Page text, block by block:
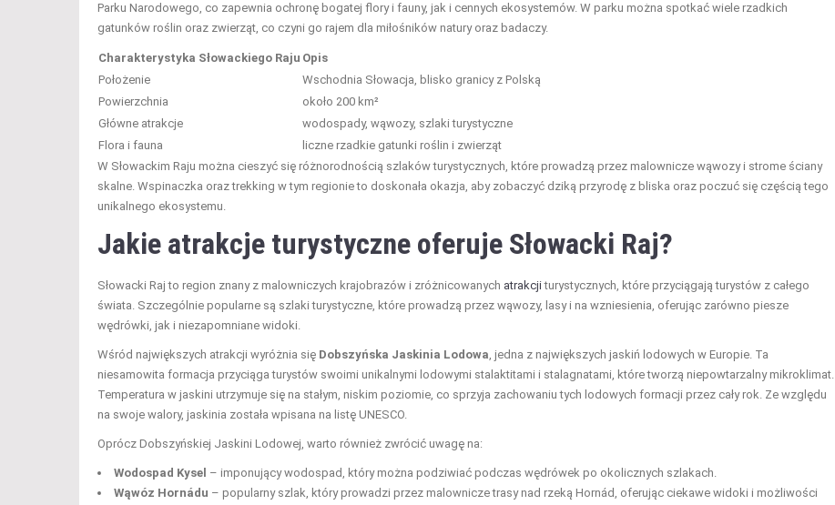
Parku Narodowego, co zapewnia ochronę bogatej flory i fauny, jak i cennych ekosystemów. W parku można spotkać wiele rzadkich
gatunków roślin oraz zwierząt, co czyni go rajem dla miłośników natury oraz badaczy.
Charakterystyka Słowackiego Raju Opis
Położenie
Wschodnia Słowacja, blisko granicy z Polską
Powierzchnia
około 200 km²
Główne atrakcje
wodospady, wąwozy, szlaki turystyczne
Flora i fauna
liczne rzadkie gatunki roślin i zwierząt
W Słowackim Raju można cieszyć się różnorodnością szlaków turystycznych, które prowadzą przez malownicze wąwozy i strome ściany
skalne. Wspinaczka oraz trekking w tym regionie to doskonała okazja, aby zobaczyć dziką przyrodę z bliska oraz poczuć się częścią tego
unikalnego ekosystemu.
Jakie atrakcje turystyczne oferuje Słowacki Raj?
Słowacki Raj to region znany z malowniczych krajobrazów i zróżnicowanych atrakcjiturystycznych, które przyciągają turystów z całego
świata. Szczególnie popularne są szlaki turystyczne, które prowadzą przez wąwozy, lasy i na wzniesienia, oferując zarówno piesze
wędrówki, jak i niezapomniane widoki.
Wśród największych atrakcji wyróżnia się Dobszyńska Jaskinia Lodowa, jedna z największych jaskiń lodowych w Europie. Ta
niesamowita formacja przyciąga turystów swoimi unikalnymi lodowymi stalaktitami i stalagnatami, które tworzą niepowtarzalny mikroklimat.
Temperatura w jaskini utrzymuje się na stałym, niskim poziomie, co sprzyja zachowaniu tych lodowych formacji przez cały rok. Ze względu
na swoje walory, jaskinia została wpisana na listę UNESCO.
Oprócz Dobszyńskiej Jaskini Lodowej, warto również zwrócić uwagę na:
Wodospad Kysel – imponujący wodospad, który można podziwiać podczas wędrówek po okolicznych szlakach.
Wąwóz Hornádu – popularny szlak, który prowadzi przez malownicze trasy nad rzeką Hornád, oferując ciekawe widoki i możliwości